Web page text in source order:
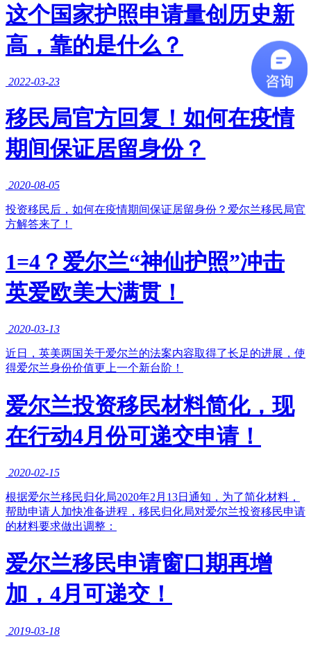
这个国家护照申请量创历史新
高，靠的是什么？
2022-03-23
移民局官方回复！如何在疫情
期间保证居留身份？
2020-08-05
投资移民后，如何在疫情期间保证居留身份？爱尔兰移民局官
方解答来了！
1=4？爱尔兰“神仙护照”冲击
英爱欧美大满贯！
2020-03-13
近日，英美两国关于爱尔兰的法案内容取得了长足的进展，使
得爱尔兰身份价值更上一个新台阶！
爱尔兰投资移民材料简化，现
在行动4月份可递交申请！
2020-02-15
根据爱尔兰移民归化局2020年2月13日通知，为了简化材料，
帮助申请人加快准备进程，移民归化局对爱尔兰投资移民申请
的材料要求做出调整：
爱尔兰移民申请窗口期再增
加，4月可递交！
2019-03-18